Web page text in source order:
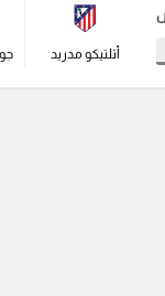
أتلتيكو مدريد